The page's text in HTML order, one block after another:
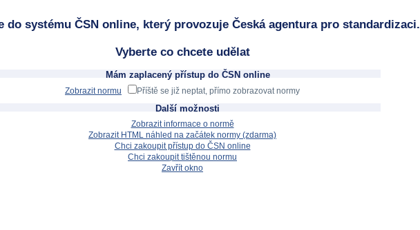
do systému ČSN online, který provozuje Česká agentura pro standardizaci.
Vyberte co chcete udělat
Mám zaplacený přístup do ČSN online
Zobrazit normu Příště se již neptat, přímo zobrazovat normy
Další možnosti
Zobrazit informace o normě
Zobrazit HTML náhled na začátek normy (zdarma)
Chci zakoupit přístup do ČSN online
Chci zakoupit tištěnou normu
Zavřít okno